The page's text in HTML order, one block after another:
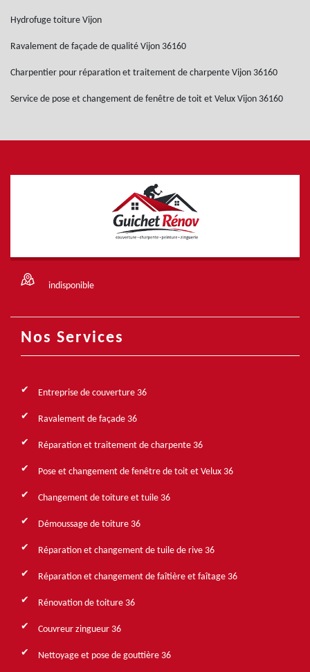
Hydrofuge toiture Vijon
Ravalement de façade de qualité Vijon 36160
Charpentier pour réparation et traitement de charpente Vijon 36160
Service de pose et changement de fenêtre de toit et Velux Vijon 36160
indisponible
Nos Services
Entreprise de couverture 36
Ravalement de façade 36
Réparation et traitement de charpente 36
Pose et changement de fenêtre de toit et Velux 36
Changement de toiture et tuile 36
Démoussage de toiture 36
Réparation et changement de tuile de rive 36
Réparation et changement de faîtière et faîtage 36
Rénovation de toiture 36
Couvreur zingueur 36
Nettoyage et pose de gouttière 36